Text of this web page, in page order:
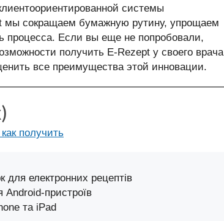
системы
мы сокращаем бумажную рутину, упрощаем
процесса. Если вы еще не попробовали,
получить E-Rezept у своего врача
все преимущества этой инновации.
получить
для електронних рецептів
Android-пристроїв
та iPad